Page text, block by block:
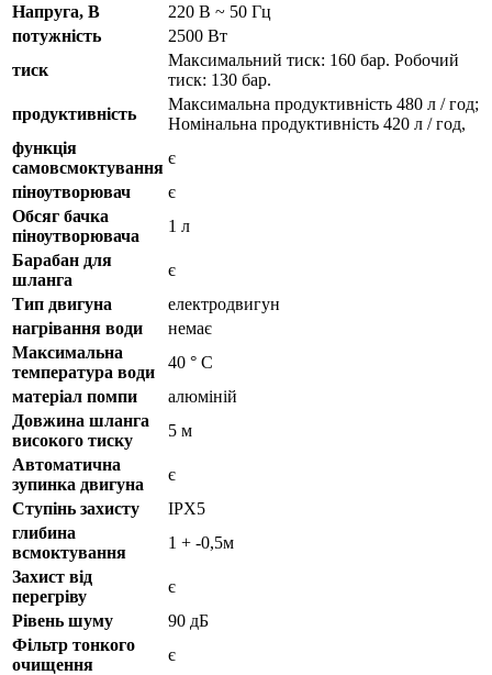
Напруга, В
220 В ~ 50 Гц
потужність
2500 Вт
тиск
Максимальний тиск: 160 бар. Робочий
тиск: 130 бар.
продуктивність
Максимальна продуктивність 480 л / год;
Номінальна продуктивність 420 л / год,
функція
самовсмоктування
є
піноутворювач
є
Обсяг бачка
піноутворювача
1 л
Барабан для
шланга
є
Тип двигуна
електродвигун
нагрівання води
немає
Максимальна
температура води
40 ° C
матеріал помпи
алюміній
Довжина шланга
високого тиску
5 м
Автоматична
зупинка двигуна
є
Ступінь захисту
IPX5
глибина
всмоктування
1 + -0,5м
Захист від
перегріву
є
Рівень шуму
90 дБ
Фільтр тонкого
очищення
є